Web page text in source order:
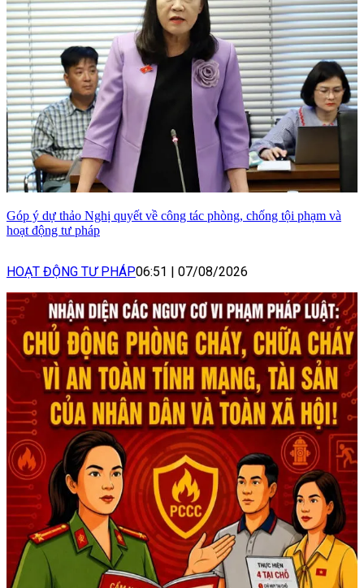
Góp ý dự thảo Nghị quyết về công tác phòng, chống tội phạm và
hoạt động tư pháp
HOẠT ĐỘNG TƯ PHÁP06:51 07/08/2026